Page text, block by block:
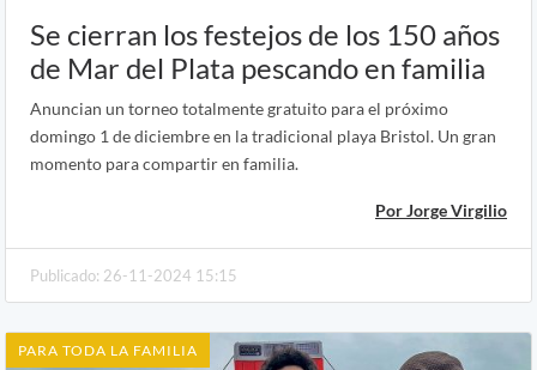
Se cierran los festejos de los 150 años
de Mar del Plata pescando en familia
Anuncian un torneo totalmente gratuito para el próximo
domingo 1 de diciembre en la tradicional playa Bristol. Un gran
momento para compartir en familia.
Por Jorge Virgilio
Publicado: 26-11-2024 15:15
PARA TODA LA FAMILIA